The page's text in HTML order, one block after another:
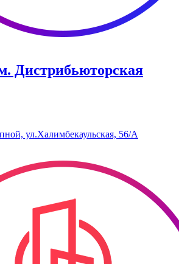
Дистрибьюторская
ул.Халимбекаульская, 56/А